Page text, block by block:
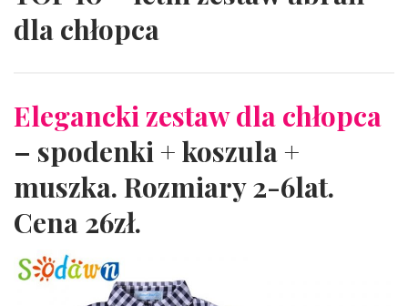
dla chłopca
Elegancki zestaw dla chłopca
– spodenki + koszula +
muszka. Rozmiary 2-6lat.
Cena 26zł.